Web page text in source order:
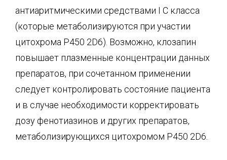
антиаритмическими средствами I C класса
(которые метаболизируются при участии
цитохрома P450 2D6). Возможно, клозапин
повышает плазменные концентрации данных
препаратов, при сочетанном применении
следует контролировать состояние пациента
и в случае необходимости корректировать
дозу фенотиазинов и других препаратов,
метаболизирующихся цитохромом P450 2D6.